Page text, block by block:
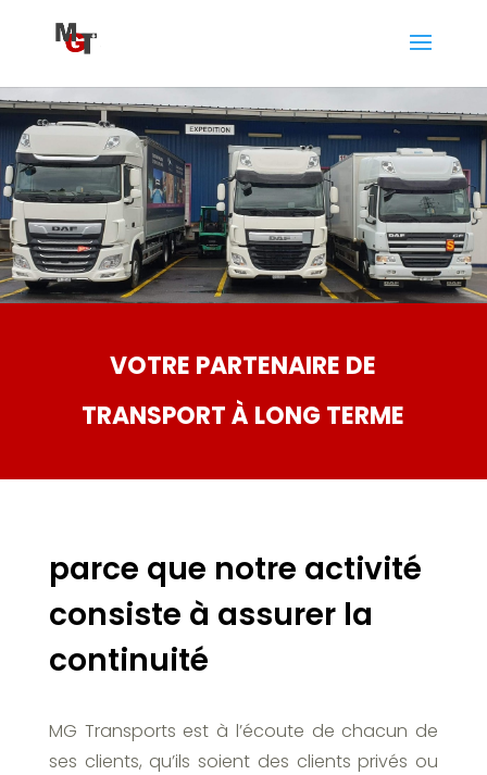
VOTRE PARTENAIRE DE
TRANSPORT À LONG TERME
parce que notre activité
consiste à assurer la
continuité
MG Transports est à l’écoute de chacun de
ses clients, qu’ils soient des clients privés ou